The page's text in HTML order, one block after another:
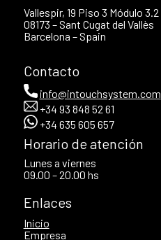
Vallespir, 19 Piso 3 Módulo 3.2
08173 – Sant Cugat del Vallès
Barcelona – Spain
Contacto
info@intouchsystem.com
+34 93 848 52 61
+34 635 605 657
Horario de atención
Lunes a viernes
09.00 – 20.00 hs
Enlaces
Inicio
Empresa